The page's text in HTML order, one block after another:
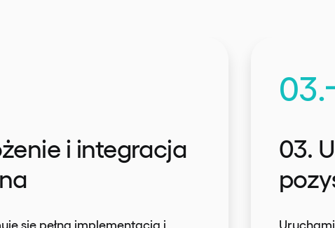
i integracja
się pełną implementacją i
03.
03.